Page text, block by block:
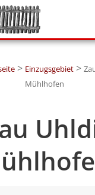
> Einzugsgebiet >
Mühlhofen